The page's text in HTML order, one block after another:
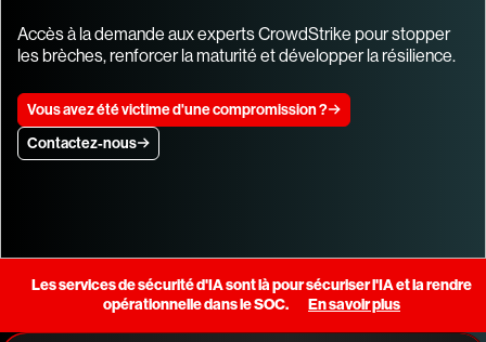
Accès à la demande aux experts CrowdStrike pour stopper
les brèches, renforcer la maturité et développer la résilience.
Vous avez été victime d'une compromission ?
Contactez-nous
Les services de sécurité d'IA sont là pour sécuriser l'IA et la rendre
opérationnelle dans le SOC.
En savoir plus